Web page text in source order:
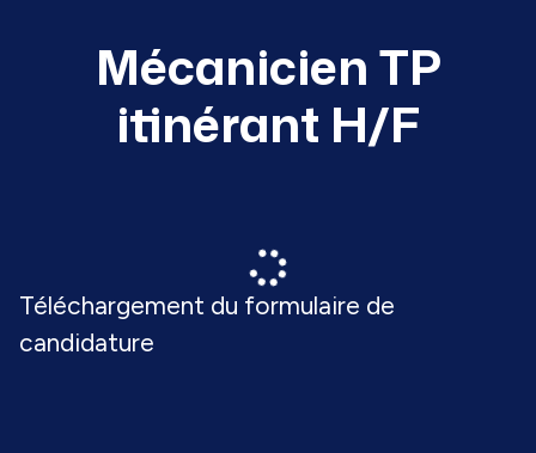
Mécanicien TP
itinérant H/F
Téléchargement du formulaire de
candidature